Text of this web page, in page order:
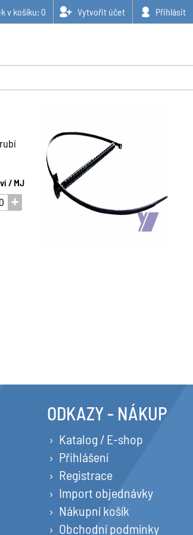
/ MJ
v košíku: 0 Vytvořit účet Přihlásit
ODKAZY - NÁKUP
Katalog / E-shop
Přihlášení
Registrace
Import objednávky
Nákupní košík
Obchodní podmínky